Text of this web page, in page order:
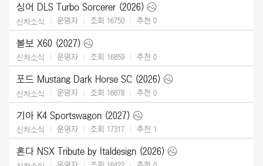
싱어 DLS Turbo Sorcerer (2026)
신차소식 운영자 조회 16750 추천 0
볼보 X60 (2027)
신차소식 운영자 조회 16859 추천 0
포드 Mustang Dark Horse SC (2026)
신차소식 운영자 조회 16678 추천 0
기아 K4 Sportswagon (2027)
신차소식 운영자 조회 17317 추천 1
혼다 NSX Tribute by Italdesign (2026)